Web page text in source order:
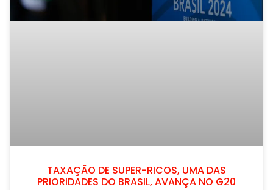
TAXAÇÃO DE SUPER-RICOS, UMA DAS
PRIORIDADES DO BRASIL, AVANÇA NO G20